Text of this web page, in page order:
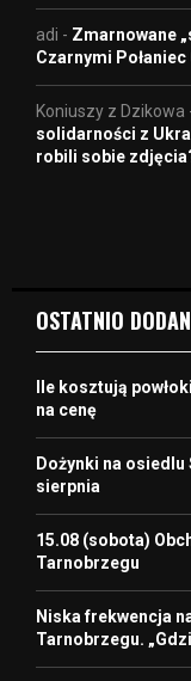
adi - Zmarnowane
Czarnymi Połaniec
Koniuszy z Dzikowa
solidarności z
robili sobie
OSTATNIO
Ile kosztują
na cenę
Dożynki na
sierpnia
15.08 (sobota)
Tarnobrzegu
Niska frekwencja
Tarnobrzegu.